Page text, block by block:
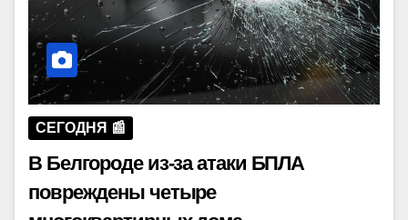
СЕГОДНЯ 📰
В Белгороде из-за атаки БПЛА
повреждены четыре